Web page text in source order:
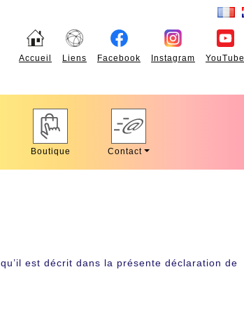
YouTube
Instagram
Facebook
Liens
Accueil
Boutique Contact
est décrit dans la présente déclaration de